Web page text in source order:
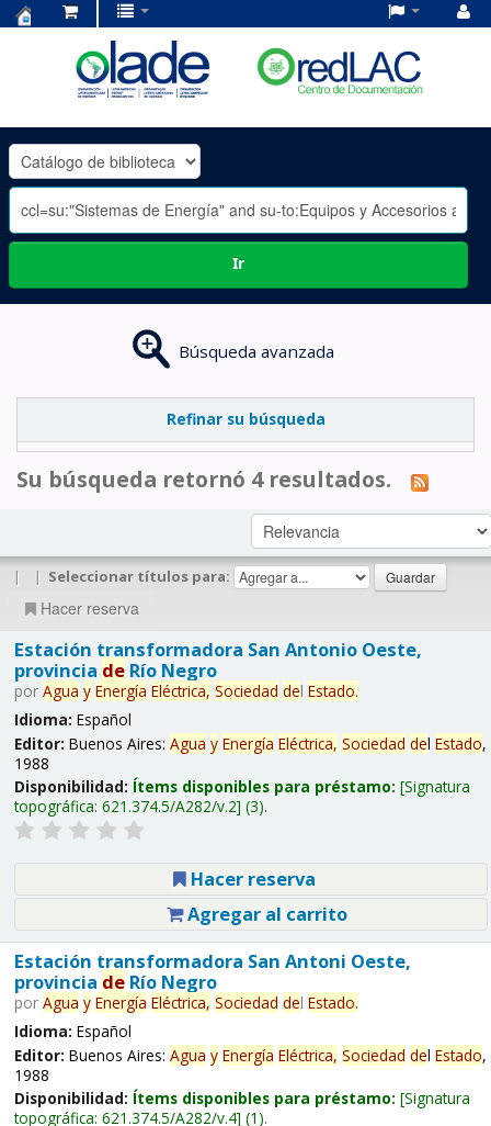
OLADE
-
Ir
Búsqueda avanzada
Refinar su búsqueda
Su búsqueda retornó 4 resultados.
| | Seleccionar títulos para:
Hacer reserva
Estación transformadora San Antonio Oeste,
provincia deRío Negro
por Agua y Energía Eléctrica, Sociedad del Estado.
Idioma: Español
Editor: Buenos Aires: Agua y Energía Eléctrica, Sociedad del Estado,
1988
Disponibilidad: Ítems disponibles para préstamo: Signatura
topográfica: 621.374.5/A282/v.2 (3).
Hacer reserva
Agregar al carrito
Estación transformadora San Antoni Oeste,
provincia deRío Negro
por Agua y Energía Eléctrica, Sociedad del Estado.
Idioma: Español
Editor: Buenos Aires: Agua y Energía Eléctrica, Sociedad del Estado,
1988
Disponibilidad: Ítems disponibles para préstamo: Signatura
topográfica: 621.374.5/A282/v.4 (1).